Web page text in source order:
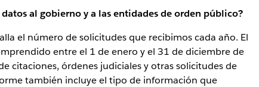
al gobierno y a las entidades de orden público?
el número de solicitudes que recibimos cada año. El
entre el 1 de enero y el 31 de diciembre de
citaciones, órdenes judiciales y otras solicitudes de
también incluye el tipo de información que